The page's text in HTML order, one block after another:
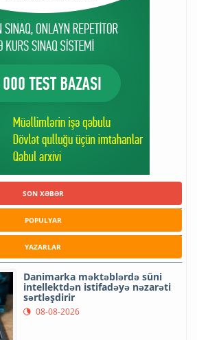
SON XƏBƏR
POPULYAR
YAZARLAR
Danimarka məktəblərdə süni
intellektdən istifadəyə nəzarəti
sərtləşdirir
08-08-2026